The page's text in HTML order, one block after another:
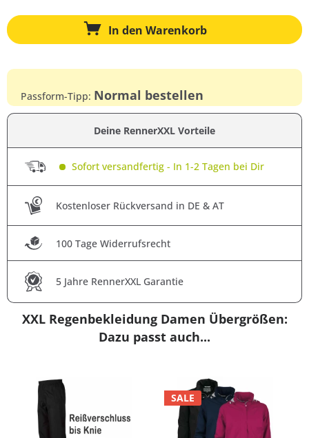
In den Warenkorb
Passform-Tipp: Normal bestellen
Deine RennerXXL Vorteile
Sofort versandfertig - In 1-2 Tagen bei Dir
Kostenloser Rückversand in DE & AT
100 Tage Widerrufsrecht
5 Jahre RennerXXL Garantie
XXL Regenbekleidung Damen Übergrößen:
Dazu passt auch...
SALE